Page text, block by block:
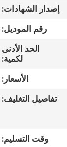
الافتراضي
معلومات
جولة
في
إصدار الشهادات:
رقم الموديل:
الحد الأدنى
لكمية:
الأسعار:
تفاصيل التغليف:
وقت التسليم: